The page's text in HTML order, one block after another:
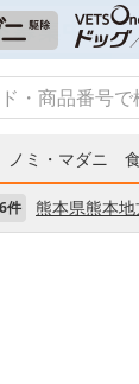
ノミ・マダニ
件 熊本県熊本